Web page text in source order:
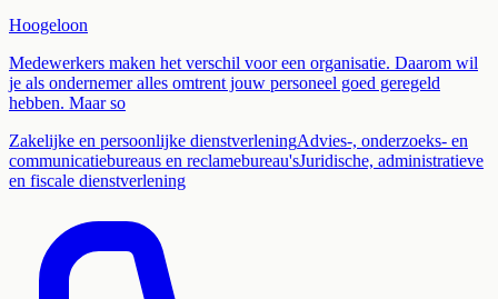
Hoogeloon
Medewerkers maken het verschil voor een organisatie. Daarom wil
je als ondernemer alles omtrent jouw personeel goed geregeld
hebben. Maar so
Zakelijke en persoonlijke dienstverleningAdvies-, onderzoeks- en
communicatiebureaus en reclamebureau'sJuridische, administratieve
en fiscale dienstverlening